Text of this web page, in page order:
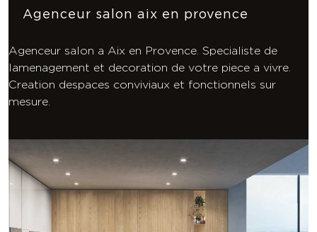
Agenceur salon aix en provence
Agenceur salon a Aix en Provence. Specialiste de
lamenagement et decoration de votre piece a vivre.
Creation despaces conviviaux et fonctionnels sur
mesure.